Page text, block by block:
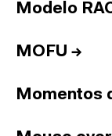
Modelo
MOFU →
Momentos
Cultura
Instagram